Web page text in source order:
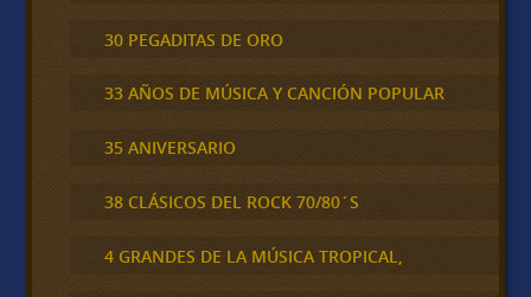
30 PEGADITAS DE ORO
33 AÑOS DE MÚSICA Y CANCIÓN POPULAR
35 ANIVERSARIO
38 CLÁSICOS DEL ROCK 70/80´S
4 GRANDES DE LA MÚSICA TROPICAL,